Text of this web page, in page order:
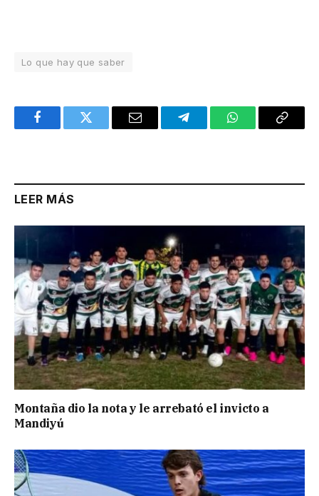
Lo que hay que saber
FacebookTwitter Email TelegramWhatsAppCopy
LEER MÁS
Montaña dio la nota y le arrebató el invicto a
Mandiyú